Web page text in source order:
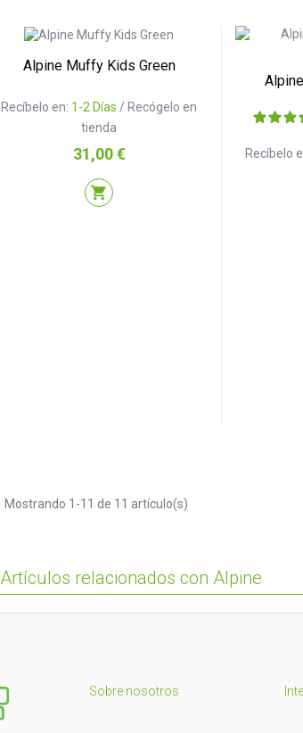
Alpine Muffy Kids Green
Recíbelo en: 1-2 Días / Recógelo en
tienda
Precio
31,00 €
shopping_cart
Recíbelo
Mostrando 1-11 de 11 artículo(s)
Artículos relacionados con Alpine
Sobre nosotros